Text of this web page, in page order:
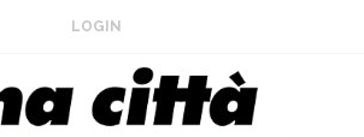
LOGIN